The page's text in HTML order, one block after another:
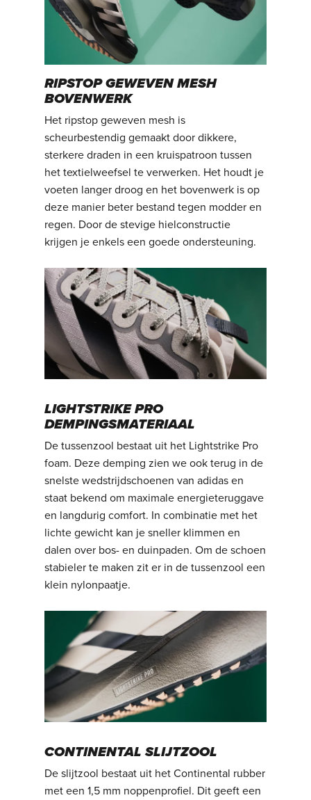
RIPSTOP GEWEVEN MESH
BOVENWERK
Het ripstop geweven mesh is
scheurbestendig gemaakt door dikkere,
sterkere draden in een kruispatroon tussen
het textielweefsel te verwerken. Het houdt je
voeten langer droog en het bovenwerk is op
deze manier beter bestand tegen modder en
regen. Door de stevige hielconstructie
krijgen je enkels een goede ondersteuning.
LIGHTSTRIKE PRO
DEMPINGSMATERIAAL
De tussenzool bestaat uit het Lightstrike Pro
foam. Deze demping zien we ook terug in de
snelste wedstrijdschoenen van adidas en
staat bekend om maximale energieteruggave
en langdurig comfort. In combinatie met het
lichte gewicht kan je sneller klimmen en
dalen over bos- en duinpaden. Om de schoen
stabieler te maken zit er in de tussenzool een
klein nylonpaatje.
CONTINENTAL SLIJTZOOL
De slijtzool bestaat uit het Continental rubber
met een 1,5 mm noppenprofiel. Dit geeft een